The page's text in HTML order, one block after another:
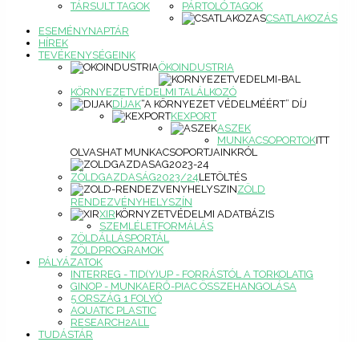
TÁRSULT TAGOK
PÁRTOLÓ TAGOK
CSATLAKOZÁS
ESEMÉNYNAPTÁR
HÍREK
TEVÉKENYSÉGEINK
ÖKOINDUSTRIA
KÖRNYEZETVÉDELMI TALÁLKOZÓ
DÍJAK“A KÖRNYEZET VÉDELMÉÉRT” DÍJ
KEXPORT
ASZEK
MUNKACSOPORTOKITT
OLVASHAT MUNKACSOPORTJAINKRÓL
ZÖLDGAZDASÁG2023/24LETÖLTÉS
ZÖLD
RENDEZVÉNYHELYSZÍN
XIRKÖRNYZETVÉDELMI ADATBÁZIS
SZEMLÉLETFORMÁLÁS
ZÖLDÁLLÁSPORTÁL
ZÖLDPROGRAMOK
PÁLYÁZATOK
INTERREG - TID(Y)UP - FORRÁSTÓL A TORKOLATIG
GINOP - MUNKAERŐ-PIAC ÖSSZEHANGOLÁSA
5 ORSZÁG 1 FOLYÓ
AQUATIC PLASTIC
RESEARCH2ALL
TUDÁSTÁR